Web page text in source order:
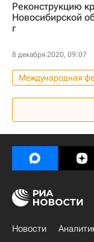
Реконструкцию
Новосибирской
г
8 декабря 2020, 09:07
Международная
Новосибирская
Иван Шмидт
Новости